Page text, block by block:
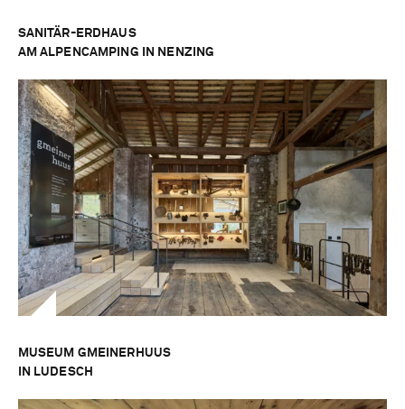
SANITÄR-ERDHAUS
AM ALPENCAMPING IN NENZING
MUSEUM GMEINERHUUS
IN LUDESCH